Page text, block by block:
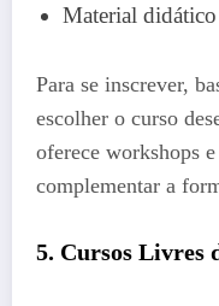
Material
Para se inscrever,
escolher o curso
oferece workshops
complementar a
5. Cursos Livres